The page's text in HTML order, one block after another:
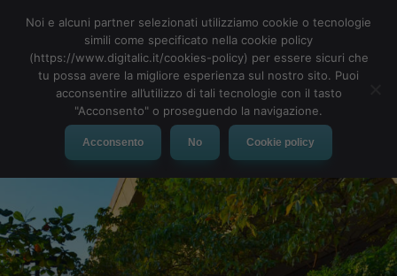
MENU
Noi e alcuni partner selezionati utilizziamo cookie o tecnologie
simili come specificato nella cookie policy
(https://www.digitalic.it/cookies-policy) per essere sicuri che
tu possa avere la migliore esperienza sul nostro sito. Puoi
acconsentire all’utilizzo di tali tecnologie con il tasto
"Acconsento" o proseguendo la navigazione.
Acconsento No Cookie policy